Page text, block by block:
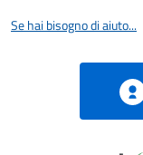
Se hai bisogno di aiuto...